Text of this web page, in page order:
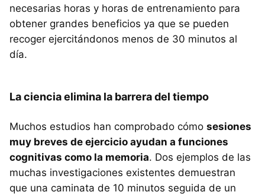
necesarias horas y horas de entrenamiento para
obtener grandes beneficios ya que se pueden
recoger ejercitándonos menos de 30 minutos al
día.
La ciencia elimina la barrera del tiempo
Muchos estudios han comprobado cómo sesiones
muy breves de ejercicio ayudan a funciones
cognitivas como la memoria. Dos ejemplos de las
muchas investigaciones existentes demuestran
que una caminata de 10 minutos seguida de un